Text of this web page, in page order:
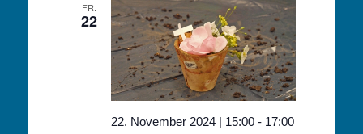
FR.
22
22. November 2024 | 15:00 - 17:00